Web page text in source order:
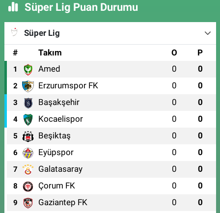
Süper Lig Puan Durumu
Süper Lig
#
Takım O P
1 Amed 0 0
2 Erzurumspor FK 0 0
3 Başakşehir 0 0
4 Kocaelispor 0 0
5 Beşiktaş 0 0
6 Eyüpspor 0 0
7 Galatasaray 0 0
8 Çorum FK 0 0
9 Gaziantep FK 0 0